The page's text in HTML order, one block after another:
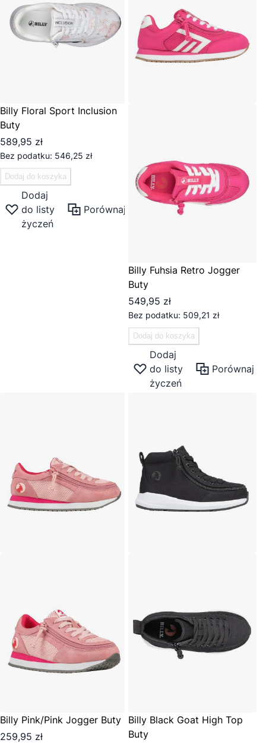
Billy Floral Sport Inclusion
Buty
589,95 zł
546,25 zł
Dodaj do koszyka
Dodaj
do listy
życzeń
Porównaj
Billy Fuhsia Retro Jogger
Buty
549,95 zł
509,21 zł
Dodaj do koszyka
Dodaj
do listy
życzeń
Porównaj
Billy Pink/Pink Jogger Buty
259,95 zł
Billy Black Goat High Top
Buty